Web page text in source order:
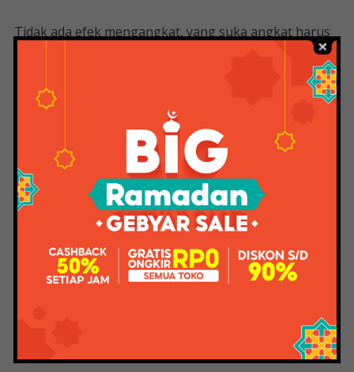
Tidak ada efek mengangkat, yang suka angkat harus
tidak menyukai peningkatan suara ini adalah Anda.
Hai bu
Review: Nivea Extra White Repair &
Protect Body Lotion
Urutan perawatan kulit dan riasan yang benar
Menjaga kulit dalam kondisi baik. Dengan bantuan
pemilihan kosmetik yang tepat untuk digunakan, kulit
Anda akan tetap awet muda dan sehat!
Lakukan
Anda akan mendapatkan hasil yang luar biasa dengan